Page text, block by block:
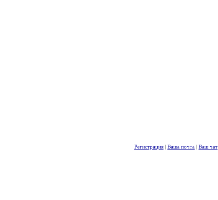
Регистрация | Ваша почта | Ваш чат